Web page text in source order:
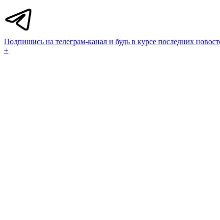
Подпишись на телеграм-канал и будь в курсе последних
+